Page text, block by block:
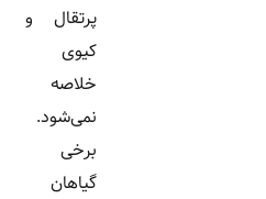
پرتقال و
نمی‌شود.
گیاهان